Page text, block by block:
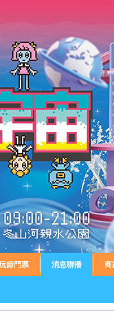
節門票 消息聯播 商